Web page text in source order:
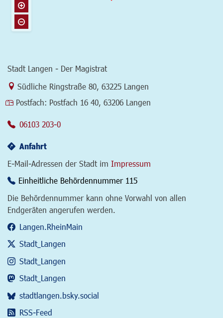
Stadt Langen - Der Magistrat
Link zur Google-Maps Navigation
Südliche Ringstraße 80, 63225 Langen
Postfach: Postfach 16 40, 63206 Langen
06103 203-0
Anfahrt
E-Mail-Adressen der Stadt im Impressum
Einheitliche Behördennummer 115
Die Behördennummer kann ohne Vorwahl von allen
Endgeräten angerufen werden.
Langen.RheinMain
Stadt_Langen
Stadt_Langen
Stadt_Langen
stadtlangen.bsky.social
RSS-Feed